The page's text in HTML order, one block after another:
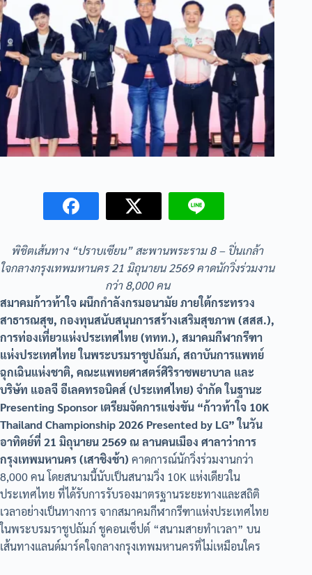
พิชิตเส้นทาง “ปราบเซียน” สะพานพระราม 8 – ปิ่นเกล้า
ใจกลางกรุงเทพมหานคร 21 มิถุนายน 2569 คาดนักวิ่งร่วมงาน
กว่า 8,000 คน
สมาคมก้าวท้าใจ ผนึกกำลังกรมอนามัย ภายใต้กระทรวง
สาธารณสุข, กองทุนสนับสนุนการสร้างเสริมสุขภาพ (สสส.),
การท่องเที่ยวแห่งประเทศไทย (ททท.), สมาคมกีฬากรีฑา
แห่งประเทศไทย ในพระบรมราชูปถัมภ์, สถาบันการแพทย์
ฉุกเฉินแห่งชาติ, คณะแพทยศาสตร์ศิริราชพยาบาล และ
บริษัท แอลจี อีเลคทรอนิคส์ (ประเทศไทย) จำกัด ในฐานะ
Presenting Sponsor เตรียมจัดการแข่งขัน “ก้าวท้าใจ 10K
Thailand Championship 2026 Presented by LG” ในวัน
อาทิตย์ที่ 21 มิถุนายน 2569 ณ ลานคนเมือง ศาลาว่าการ
กรุงเทพมหานคร (เสาชิงช้า) คาดการณ์นักวิ่งร่วมงานกว่า
8,000 คน โดยสนามนี้นับเป็นสนามวิ่ง 10K แห่งเดียวใน
ประเทศไทย ที่ได้รับการรับรองมาตรฐานระยะทางและสถิติ
เวลาอย่างเป็นทางการ จากสมาคมกีฬากรีฑาแห่งประเทศไทย
ในพระบรมราชูปถัมภ์ ชูคอนเซ็ปต์ “สนามสายทำเวลา” บน
เส้นทางแลนด์มาร์คใจกลางกรุงเทพมหานครที่ไม่เหมือนใคร